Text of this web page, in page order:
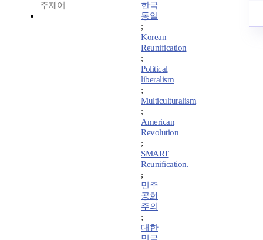
주제어
한국
통일
;
Korean
Reunification
;
Political
liberalism
;
Multiculturalism
;
American
Revolution
;
SMART
Reunification.
;
민주
공화
주의
;
대한